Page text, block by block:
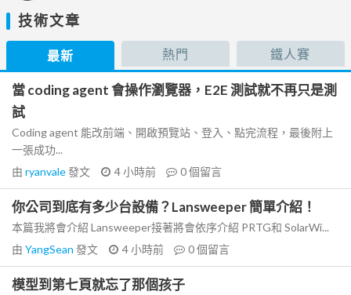
技術文章
最新 熱門 鐵人賽
當 coding agent 會操作瀏覽器，E2E 測試就不再只是測
試
Coding agent 能改前端、開啟預覽站、登入、點完流程，最後附上
一張成功...
由 ryanvale發文 4 小時前 0個留言
你公司到底有多少台設備？Lansweeper 簡單介紹！
本篇我將會介紹 Lansweeper接著將會依序介紹 PRTG和 SolarWi...
由 YangSean 發文 4 小時前 0個留言
模型到第七頁就忘了那個孩子